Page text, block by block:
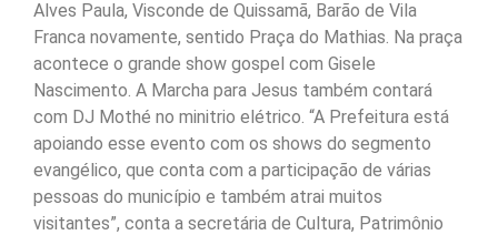
Alves Paula, Visconde de Quissamã, Barão de Vila
Franca novamente, sentido Praça do Mathias. Na praça
acontece o grande show gospel com Gisele
Nascimento. A Marcha para Jesus também contará
com DJ Mothé no minitrio elétrico. “A Prefeitura está
apoiando esse evento com os shows do segmento
evangélico, que conta com a participação de várias
pessoas do município e também atrai muitos
visitantes”, conta a secretária de Cultura, Patrimônio